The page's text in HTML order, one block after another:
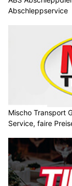
Abschleppservice
Mischo Transport
Service, faire